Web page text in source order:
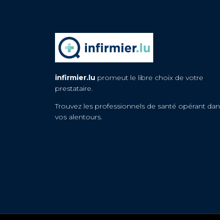
infirmier.lu promeut le libre choix de votre
prestataire.
Trouvez les professionnels de santé opérant
vos alentours.